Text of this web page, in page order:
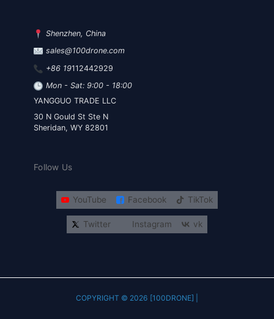
Shenzhen, China
sales@100drone.com
+86 19112442929
Mon - Sat: 9:00 - 18:00
YANGGUO TRADE LLC
30 N Gould St Ste N
Sheridan, WY 82801
Follow Us
YouTube Facebook TikTok
Twitter Instagram vk
COPYRIGHT © 2026 [100DRONE] |